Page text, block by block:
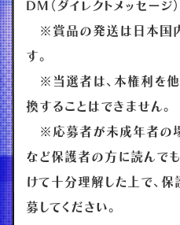
DM（ダイレクトメッセージ
※賞品の発送は日本国
す。
※当選者は、本権利を他
換することはできません。
※応募者が未成年者の
など保護者の方に読んで
けて十分理解した上で、
募してください。